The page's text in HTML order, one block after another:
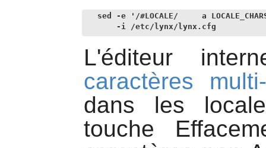
sed -e '/#LOCALE/     a
    -i /etc/lynx/lynx.cfg
L'éditeur
caractères
dans les
touche